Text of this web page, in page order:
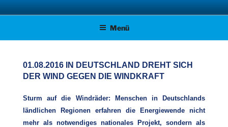
Zum
Inhalt AFD KREISVERBAND STADE
Menü
01.08.2016 IN DEUTSCHLAND DREHT SICH
DER WIND GEGEN DIE WINDKRAFT
Sturm auf die Windräder: Menschen in Deutschlands
ländlichen Regionen erfahren die Energiewende nicht
mehr als notwendiges nationales Projekt, sondern als